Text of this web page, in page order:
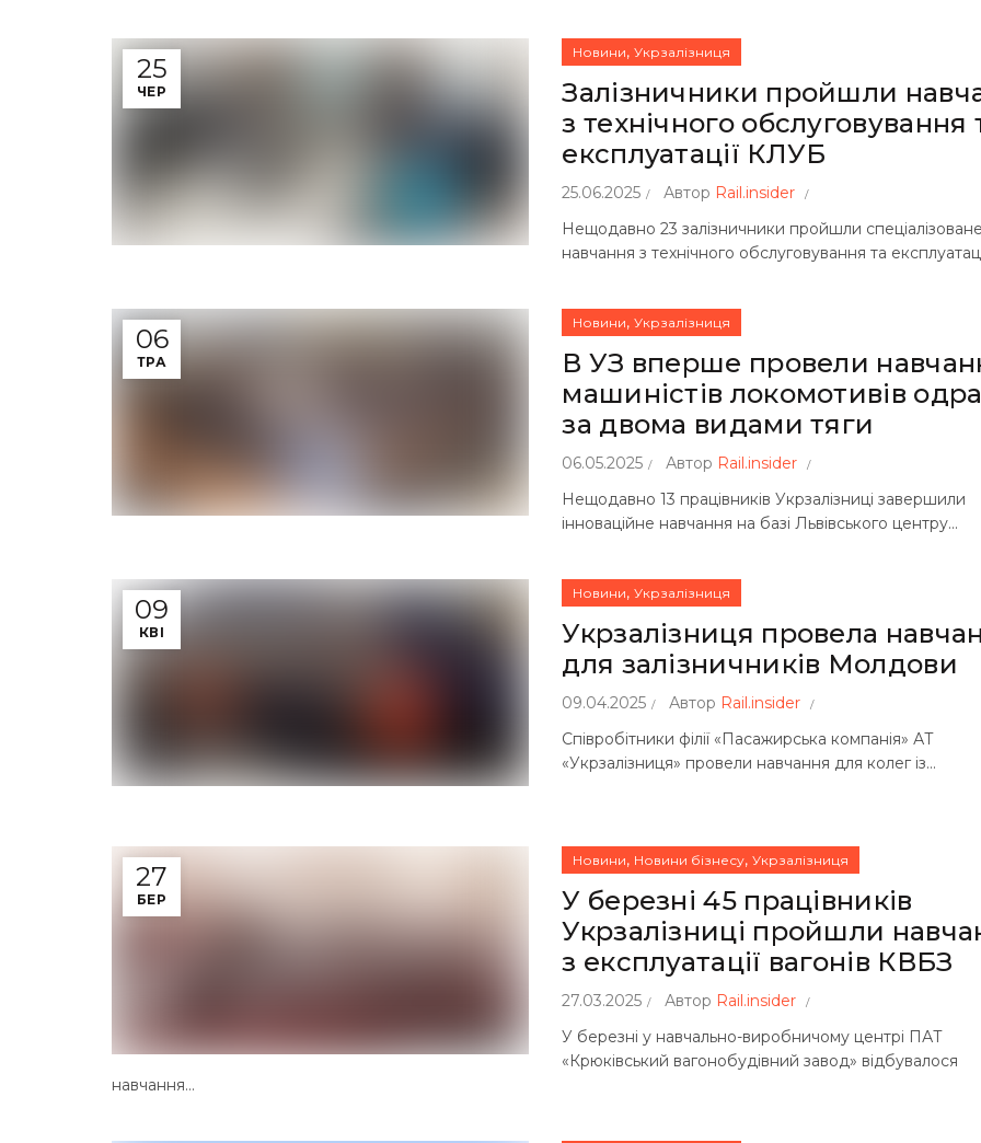
25
ЧЕР
Новини,Укрзалізниця
Залізничники пройшли
з технічного обслуговування
експлуатації КЛУБ
25.06.2025 Автор Rail.insider
Нещодавно 23 залізничники пройшли
навчання з технічного обслуговування та
06
ТРА
Новини,Укрзалізниця
В УЗ вперше провели
машиністів локомотивів
за двома видами тяги
06.05.2025 Автор Rail.insider
Нещодавно 13 працівників Укрзалізниці завершили
інноваційне навчання на базі Львівського центру...
09
КВІ
Новини,Укрзалізниця
Укрзалізниця провела
для залізничників Молдови
09.04.2025 Автор Rail.insider
Співробітники філії «Пасажирська компанія» АТ
«Укрзалізниця» провели навчання для колег із...
27
БЕР
Новини, Новини бізнесу,Укрзалізниця
У березні 45 працівників
Укрзалізниці пройшли
з експлуатації вагонів КВБЗ
27.03.2025 Автор Rail.insider
У березні у навчально-виробничому центрі ПАТ
«Крюківський вагонобудівний завод» відбувалося
навчання...